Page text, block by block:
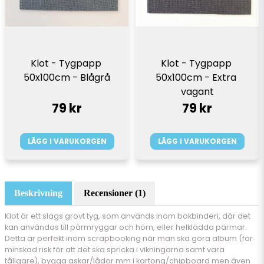
Beskrivning Recensioner (1)
Klot är ett slags grovt tyg, som används inom bokbinderi, där det
kan användas till pärmryggar och hörn, eller helklädda pärmar.
Detta är perfekt inom scrapbooking när man ska göra album (för
minskad risk för att det ska spricka i vikningarna samt vara
tåligare), bygga askar/lådor mm i kartong/chipboard men även
Klot - Tygpapp
50x100cm - Blågrå
79 kr
LÄGG I VARUKORGEN
Klot - Tygpapp
50x100cm - Extra
vagant
79 kr
LÄGG I VARUKORGEN